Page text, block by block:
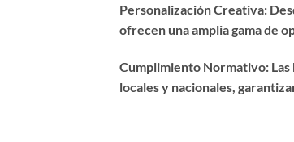
Personalización Creativa:
ofrecen una amplia gama de
Cumplimiento Normativo: Las
locales y nacionales,